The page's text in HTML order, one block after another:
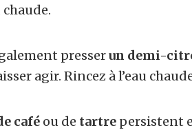
chaude.
presserun demi-
agir. Rincez à l’eau
café ou de tartre persistent